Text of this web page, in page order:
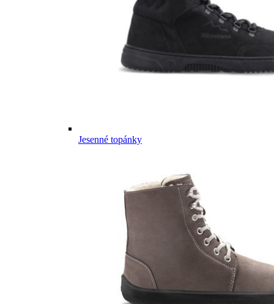
Jesenné topánky